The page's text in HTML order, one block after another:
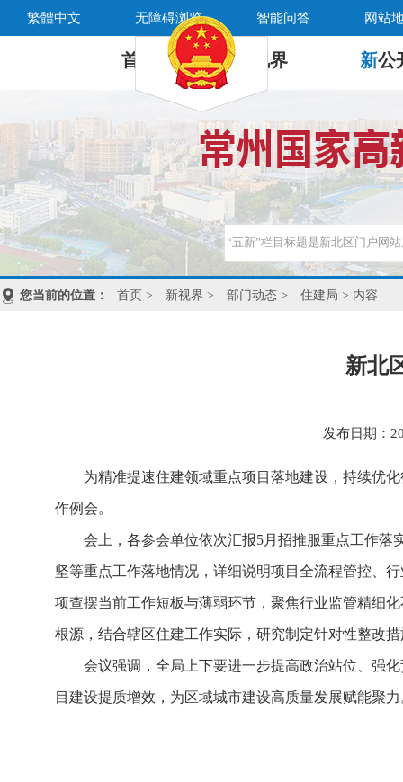
繁體中文 无障碍浏览 智能问答 网站
首 页 新 视界 新公
您当前的位置： 首页 > 新视界 > 部门动态 > 住建局 > 内容
新北
发布日期：
为精准提速住建领域重点项目落地建设，持续优
作例会。
会上，各参会单位依次汇报5月招推服重点工作
坚等重点工作落地情况，详细说明项目全流程管控、
项查摆当前工作短板与薄弱环节，聚焦行业监管精细
根源，结合辖区住建工作实际，研究制定针对性整改
会议强调，全局上下要进一步提高政治站位、强
目建设提质增效，为区域城市建设高质量发展赋能聚力